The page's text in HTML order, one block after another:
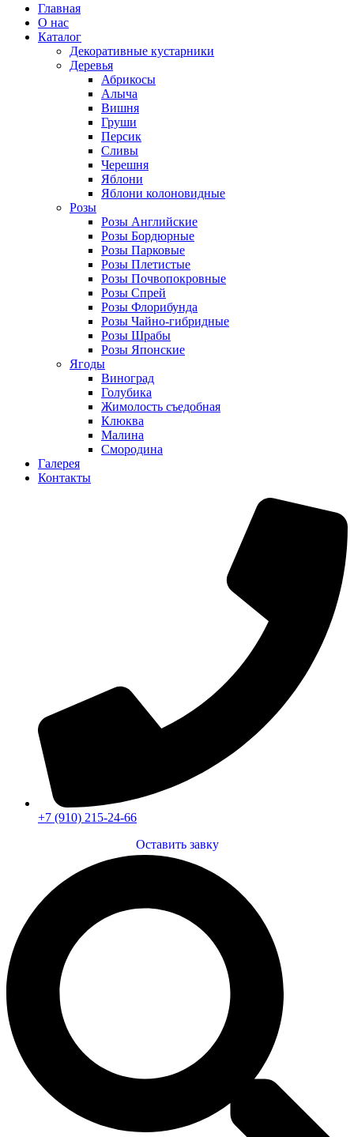
Главная
О нас
Каталог
Декоративные кустарники
Деревья
Абрикосы
Алыча
Вишня
Груши
Персик
Сливы
Черешня
Яблони
Яблони колоновидные
Розы
Розы Английские
Розы Бордюрные
Розы Парковые
Розы Плетистые
Розы Почвопокровные
Розы Спрей
Розы Флорибунда
Розы Чайно-гибридные
Розы Шрабы
Розы Японские
Ягоды
Виноград
Голубика
Жимолость съедобная
Клюква
Малина
Смородина
Галерея
Контакты
+7 (910) 215-24-66
Оставить завку